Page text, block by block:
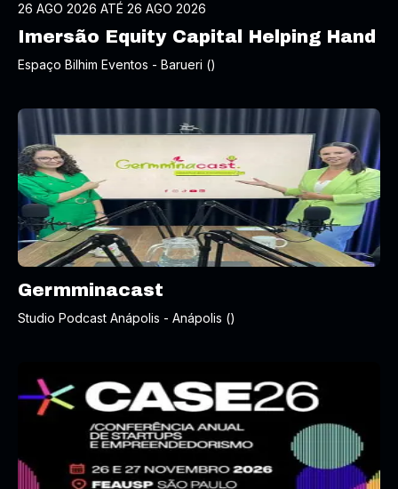
26 AGO 2026 ATÉ 26 AGO 2026
Imersão Equity Capital Helping Hand
Espaço Bilhim Eventos - Barueri ()
Germminacast
Studio Podcast Anápolis - Anápolis ()